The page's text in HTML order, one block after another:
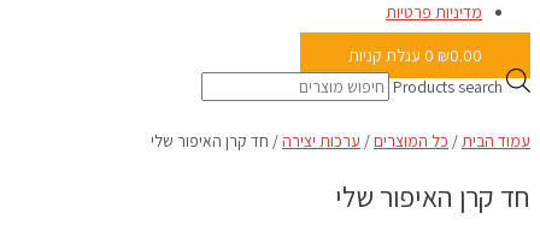
מדיניות פרטיות
₪0.00
0 עגלת קניות
Products search
עמוד הבית/ כל המוצרים / ערכות יצירה / חד קרן האיפור שלי
חד קרן האיפור שלי